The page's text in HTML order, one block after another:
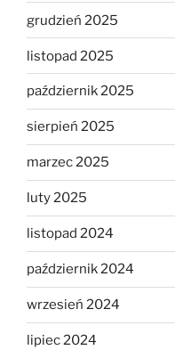
grudzień 2025
listopad 2025
październik 2025
sierpień 2025
marzec 2025
luty 2025
listopad 2024
październik 2024
wrzesień 2024
lipiec 2024